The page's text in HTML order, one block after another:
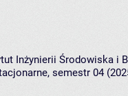
Inżynierii Środowiska i
semestr 04